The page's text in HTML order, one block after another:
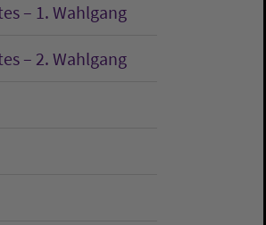
– 1. Wahlgang
– 2. Wahlgang